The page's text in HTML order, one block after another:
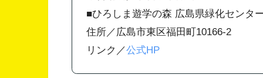
■ひろしま遊学の森 広島県緑化センタ
住所／広島市東区福田町10166-2
リンク／公式HP